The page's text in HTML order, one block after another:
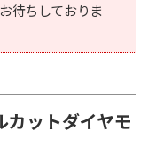
待ちしておりま
カットダイヤモ